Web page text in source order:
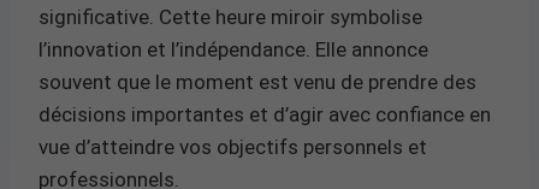
significative. Cette heure miroir symbolise
l’innovation et l’indépendance. Elle annonce
souvent que le moment est venu de prendre des
décisions importantes et d’agir avec confiance en
vue d’atteindre vos objectifs personnels et
professionnels.